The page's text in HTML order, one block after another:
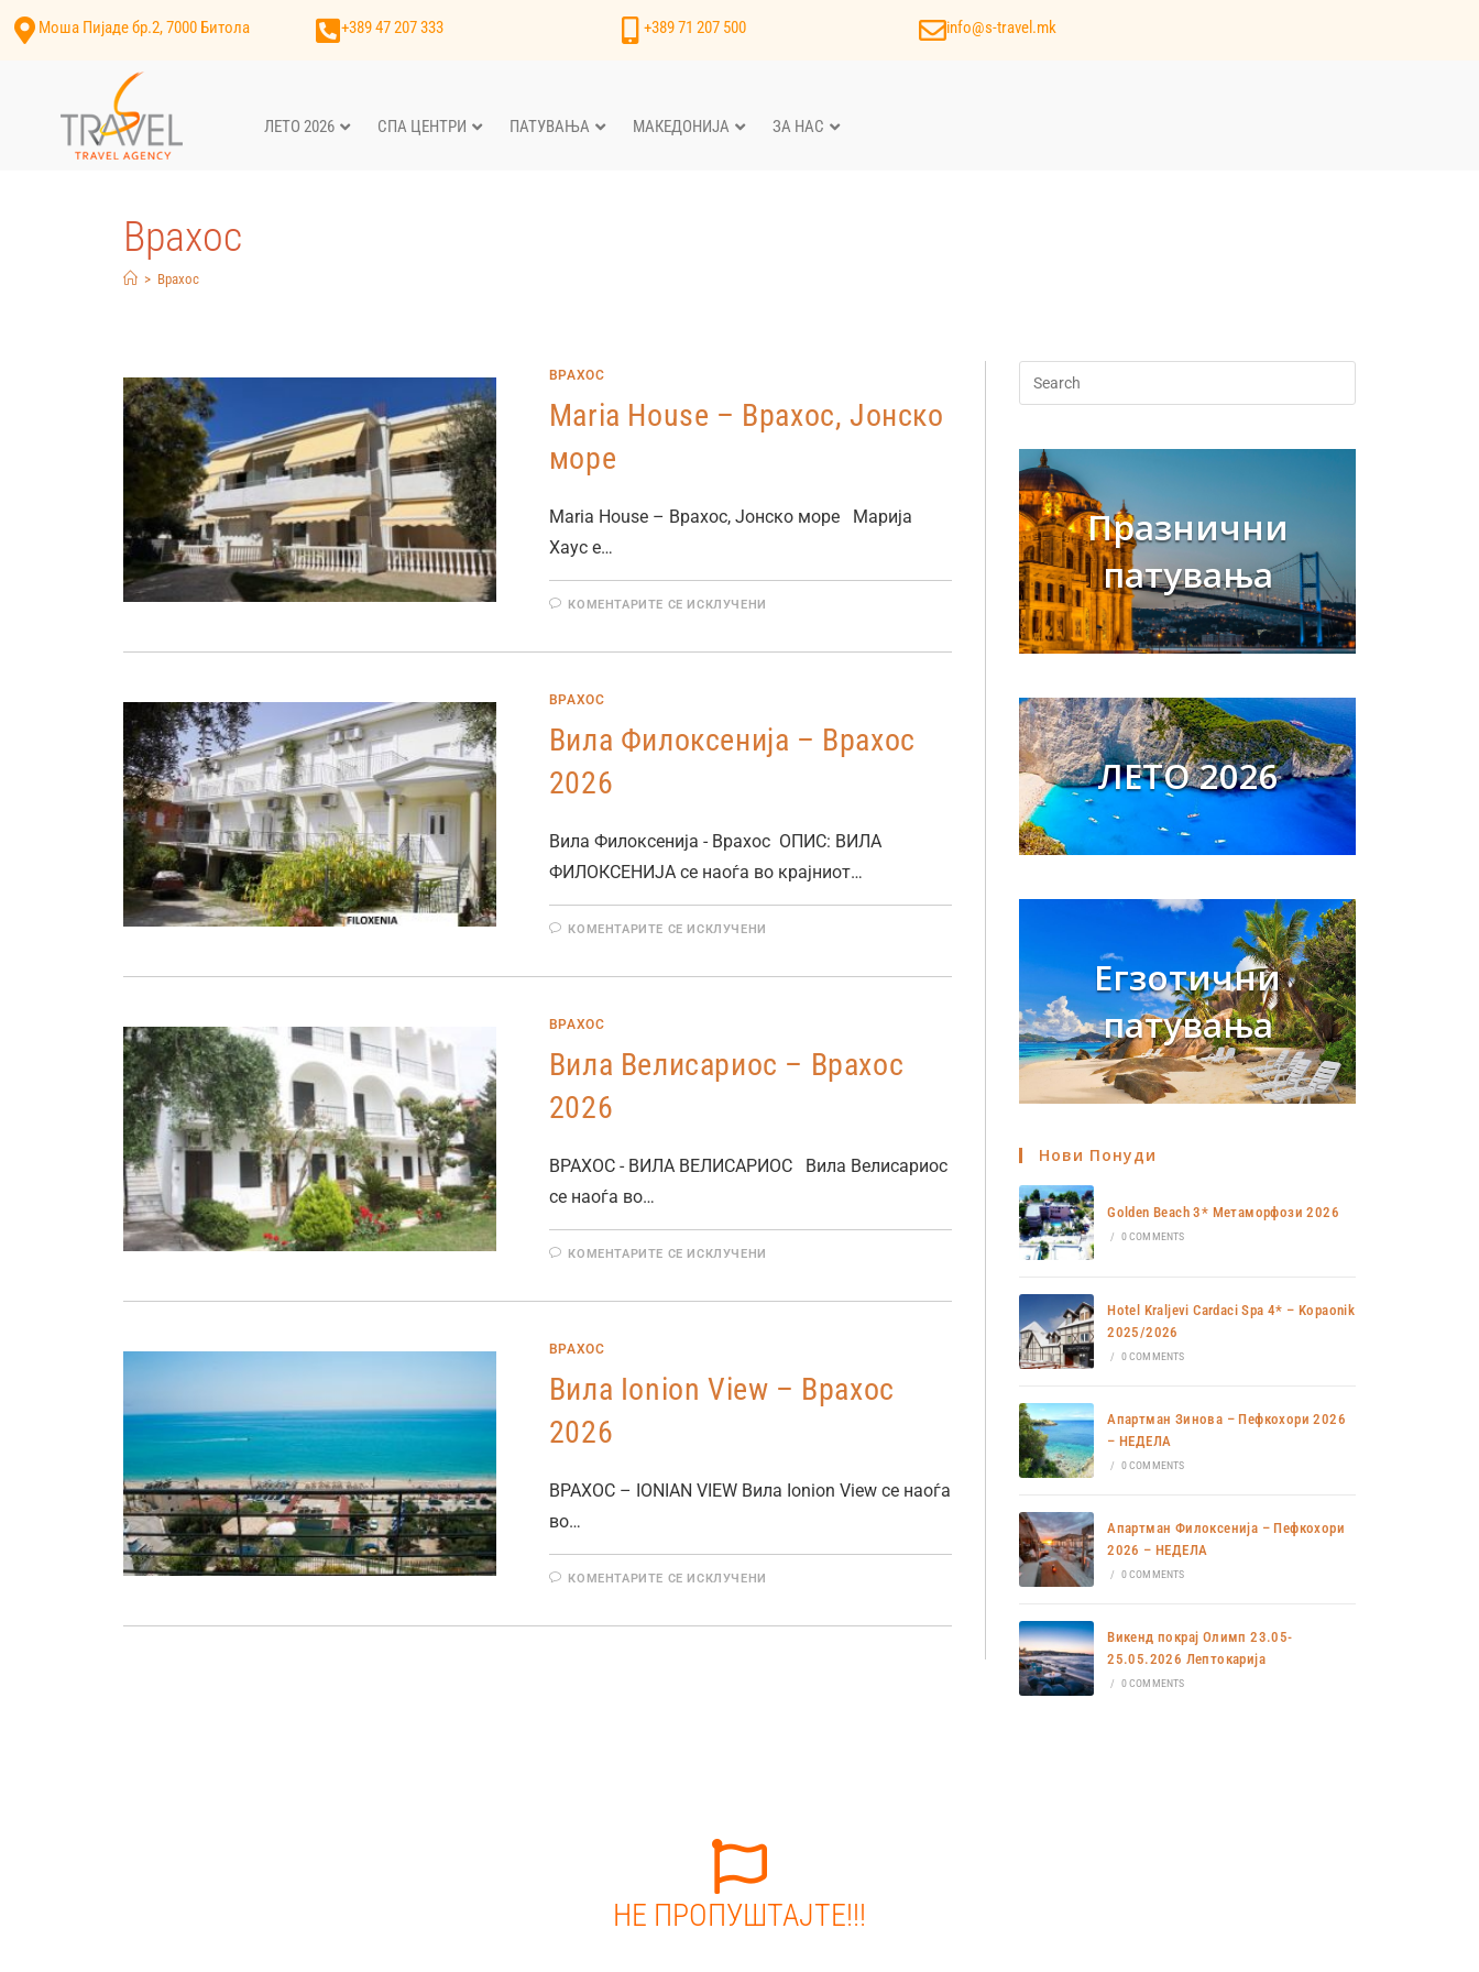
Моша Пијаде бр.2, 7000 Битола +389 47 207 333 +389 71 207 500 info@s-travel.mk
ЛЕТО 2026 СПА ЦЕНТРИ ПАТУВАЊА МАКЕДОНИЈА ЗА НАС
Врахос
> Врахос
ВРАХОС
Maria House – Врахос, Јонско
море
Maria House – Врахос, Јонско море Марија
Хаус е…
КОМЕНТАРИТЕ СЕ ИСКЛУЧЕНИ
ВРАХОС
Вила Филоксенија – Врахос
2026
Вила Филоксенија - Врахос ОПИС: ВИЛА
ФИЛОКСЕНИЈА се наоѓа во крајниот…
КОМЕНТАРИТЕ СЕ ИСКЛУЧЕНИ
ВРАХОС
Вила Велисариос – Врахос
2026
ВРАХОС - ВИЛА ВЕЛИСАРИОС Вила Велисариос
се наоѓа во…
КОМЕНТАРИТЕ СЕ ИСКЛУЧЕНИ
ВРАХОС
Вила Ionion View – Врахос
2026
ВРАХОС – IONIAN VIEW Вила Ionion View се наоѓа
во…
КОМЕНТАРИТЕ СЕ ИСКЛУЧЕНИ
Празнични
патувања
ЛЕТО 2026
Егзотични
патувања
Нови Понуди
Golden Beach 3* Метаморфози 2026
/ 0 COMMENTS
Hotel Kraljevi Cardaci Spa 4* – Kopaonik
2025/2026
/ 0 COMMENTS
Апартман Зинова – Пефкохори 2026
– НЕДЕЛА
/ 0 COMMENTS
Апартман Филоксенија – Пефкохори
2026 – НЕДЕЛА
/ 0 COMMENTS
Викенд покрај Олимп 23.05-
25.05.2026 Лептокарија
/ 0 COMMENTS
НЕ ПРОПУШТАЈТЕ!!!